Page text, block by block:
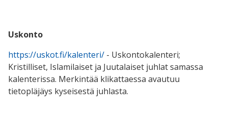
Uskonto
https://uskot.fi/kalenteri/ - Uskontokalenteri;
Kristilliset, Islamilaiset ja Juutalaiset juhlat samassa
kalenterissa. Merkintää klikattaessa avautuu
tietopläjäys kyseisestä juhlasta.